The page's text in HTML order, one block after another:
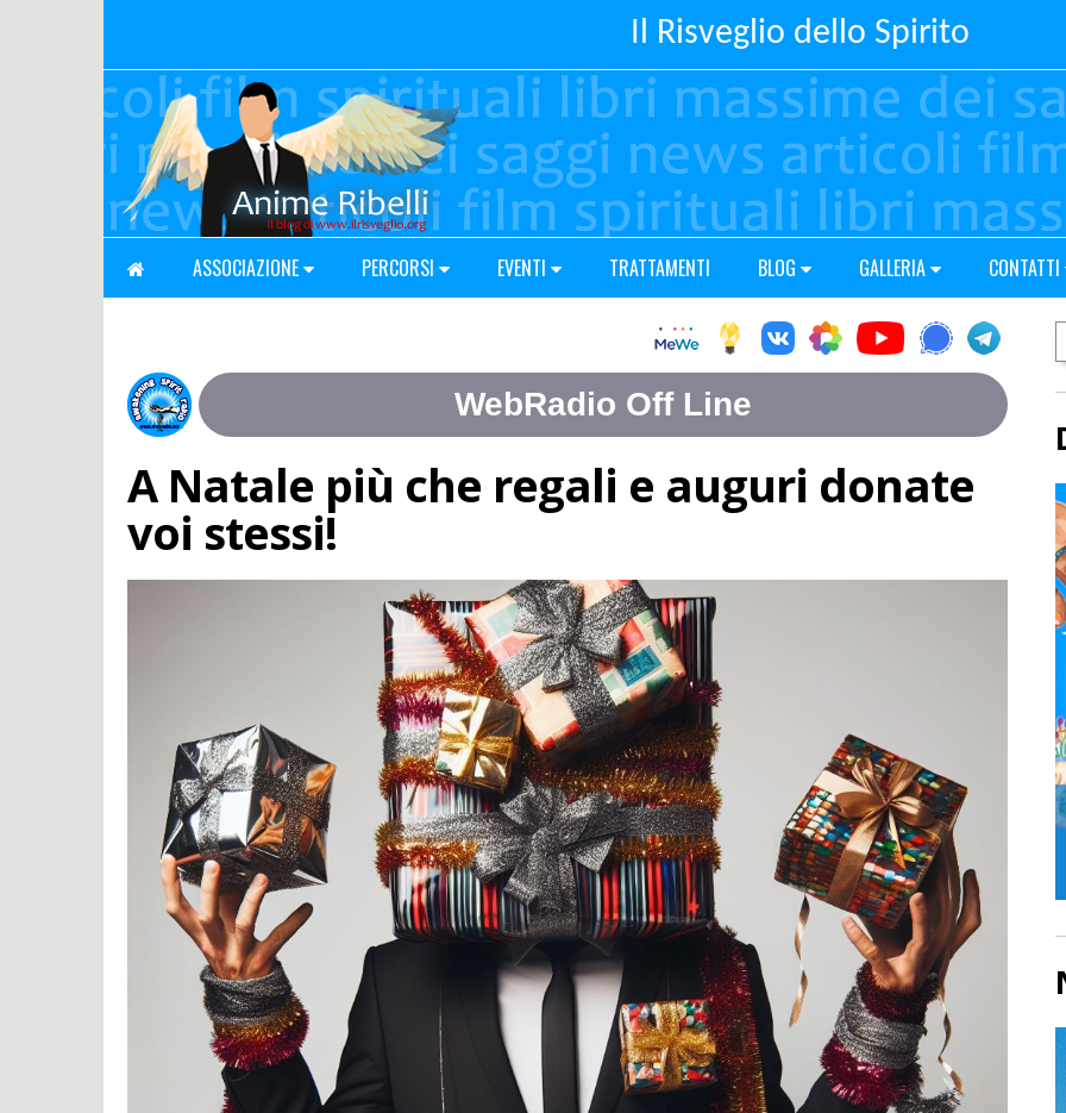
Il Risveglio dello Spirito
ASSOCIAZIONE PERCORSI EVENTI TRATTAMENTI BLOG GALLERIA CONTATTI
A Natale più che regali e auguri donate
voi stessi!